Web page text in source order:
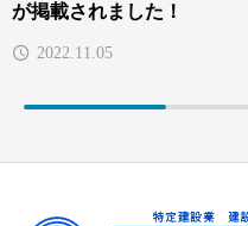
が掲載されました！
2022.11.05